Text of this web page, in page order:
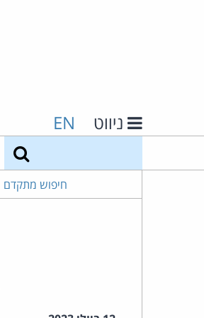
ניווט EN
חיפוש מתקדם